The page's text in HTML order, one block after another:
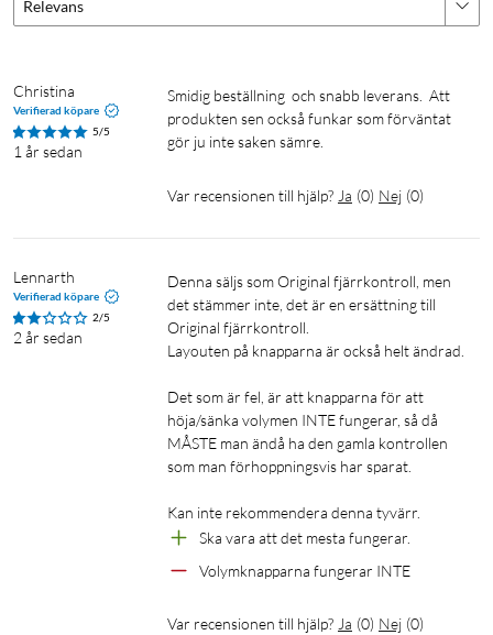
Relevans
Christina
Verifierad köpare
5/5
1 år sedan
Smidig beställning  och snabb leverans.  Att
produkten sen också funkar som förväntat
gör ju inte saken sämre.
Var recensionen till hjälp? Ja (0) Nej (0)
Lennarth
Verifierad köpare
2/5
2 år sedan
Denna säljs som Original fjärrkontroll, men
det stämmer inte, det är en ersättning till
Original fjärrkontroll.
Layouten på knapparna är också helt ändrad.
Det som är fel, är att knapparna för att
höja/sänka volymen INTE fungerar, så då
MÅSTE man ändå ha den gamla kontrollen
som man förhoppningsvis har sparat.
Kan inte rekommendera denna tyvärr.
Ska vara att det mesta fungerar.
Volymknapparna fungerar INTE
Var recensionen till hjälp? Ja (0) Nej (0)